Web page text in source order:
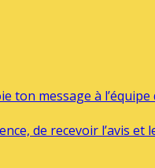
ton message à l’équipe
de recevoir l’avis